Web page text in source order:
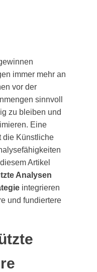
immer mehr an
vor der
sinnvoll
zu bleiben und
Eine
die Künstliche
Artikel
Analysen
integrieren
und fundiertere